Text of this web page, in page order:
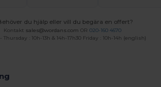
du hjälp eller vill du begära en offert?
Kontakt sales@wordans.com OR 020-160 4670
Thursday : 10h-13h & 14h-17h30 Friday : 10h-14h (english)